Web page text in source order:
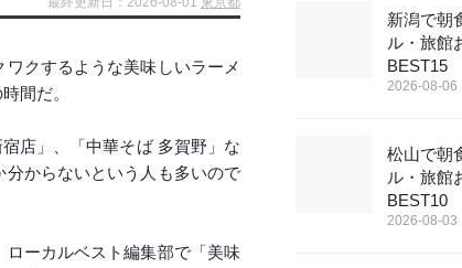
クするような美味しいラーメ
間だ。
店」、「中華そば 多賀野」な
からないという人も多いので
ーカルベスト編集部で「美味
新潟で朝
ル・旅館
BEST15
2026-08-06
松山で朝
ル・旅館
BEST10
2026-08-03